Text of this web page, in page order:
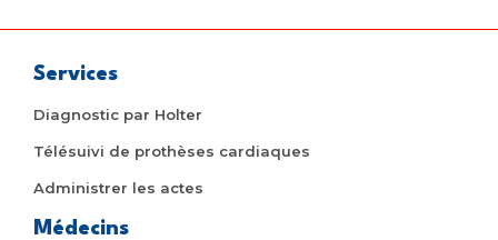
Services
Diagnostic par Holter
Télésuivi de prothèses cardiaques
Administrer les actes
Médecins